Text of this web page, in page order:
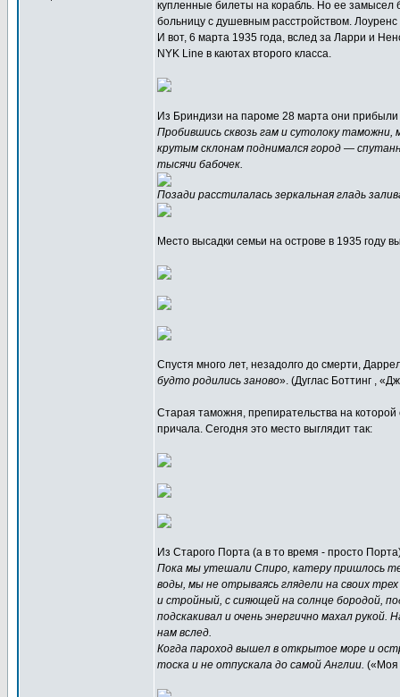
купленные билеты на корабль. Но ее
больницу с душевным расстройством. Лоуренс
И вот, 6 марта 1935 года, вслед за Ларри и
NYK Line в каютах второго класса.
Из Бриндизи на пароме 28 марта они
Пробившись сквозь гам и сутолоку
крутым склонам поднимался город —
тысячи бабочек.
Позади расстилалась зеркальная гладь
Место высадки семьи на острове в 1935 году
Спустя много лет, незадолго до смерти,
будто родились заново». (Дуглас Боттинг ,
Старая таможня, препирательства на
причала. Сегодня это место выглядит так:
Из Старого Порта (а в то время - просто
Пока мы утешали Спиро, катеру пришлось
воды, мы не отрываясь глядели на своих
и стройный, с сияющей на солнце бородой,
подскакивал и очень энергично махал
нам вслед.
Когда пароход вышел в открытое море и
тоска и не отпускала до самой Англии. («Моя